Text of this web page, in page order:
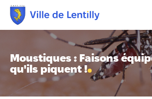
Moustiques : Faisons
qu'ils piquent !
Votre mairie
Vivre à Lentilly